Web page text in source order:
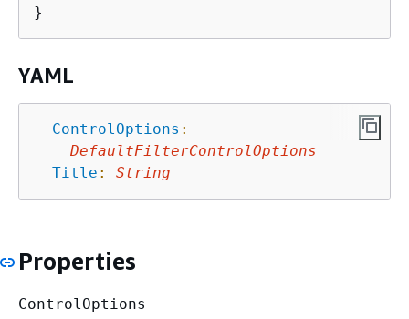
YAML
ControlOptions :
DefaultFilterControlOptions
Title : String
Properties
ControlOptions